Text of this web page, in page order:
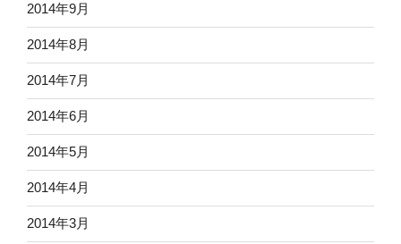
2014年9月
2014年8月
2014年7月
2014年6月
2014年5月
2014年4月
2014年3月